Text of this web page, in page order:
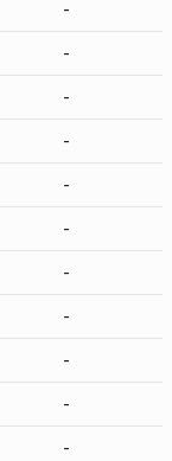
-
-
-
-
-
-
-
-
-
-
-